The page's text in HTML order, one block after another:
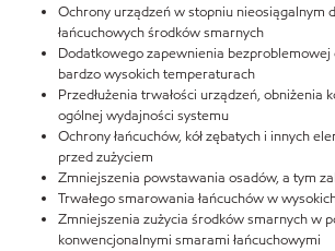
Ochrony urządzeń w stopniu nieosiągalnym
łańcuchowych środków smarnych
Dodatkowego zapewnienia
bardzo wysokich temperaturach
Przedłużenia trwałości urządzeń, obniżenia
ogólnej wydajności systemu
Ochrony łańcuchów, kół zębatych i innych
przed zużyciem
Zmniejszenia powstawania osadów, a tym
Trwałego smarowania łańcuchów w
Zmniejszenia zużycia środków smarnych w
konwencjonalnymi smarami łańcuchowymi